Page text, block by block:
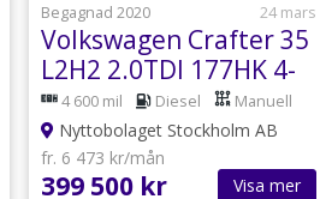
Begagnad 2020
24 mars
Volkswagen Crafter 35
L2H2 2.0TDI 177HK 4-
Motion Drag 4600mil!
4 600 mil Diesel Manuell
Nyttobolaget Stockholm AB
fr. 6 473 kr/mån
399 500 kr Visa mer